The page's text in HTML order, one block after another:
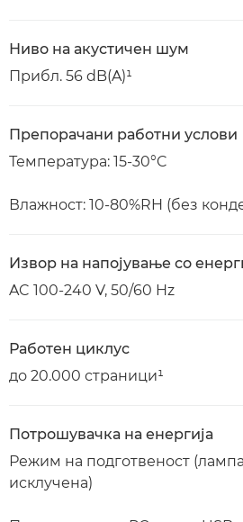
Ниво на акустичен шум
Прибл. 56 dB(A)¹
Препорачани работни услови
Температура: 15-30°C
Влажност: 10-80%RH (без
Извор на напојување со
AC 100-240 V, 50/60 Hz
Работен циклус
до 20.000 страници¹
Потрошувачка на енергија
Режим на подготвеност
исклучена)